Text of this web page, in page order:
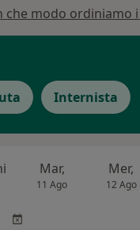
che modo ordiniamo
Internista
Mar,
11 Ago
Mer,
12 Ago